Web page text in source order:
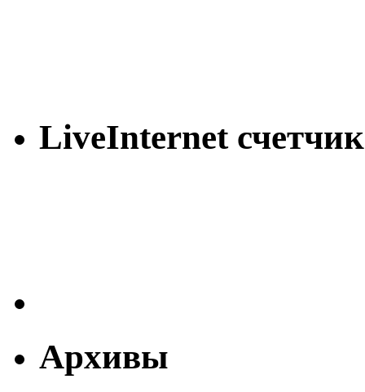
LiveInternet счетчик
Архивы